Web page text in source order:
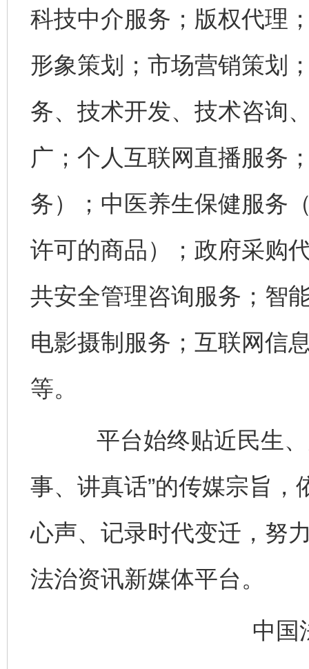
科技中介服务；版权代理
形象策划；市场营销策划
务、技术开发、技术咨询
广；个人互联网直播服务
务）；中医养生保健服务
许可的商品）；政府采购
共安全管理咨询服务；智
电影摄制服务；互联网信
等。
平台始终贴近民生、
事、讲真话”的传媒宗旨
心声、记录时代变迁，努
法治资讯新媒体平台。
中国